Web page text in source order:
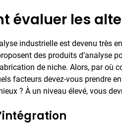
évaluer les
industrielle est devenu très
des produits d’analyse
de niche. Alors, par où
facteurs devez-vous prendre
? À un niveau élevé, vous